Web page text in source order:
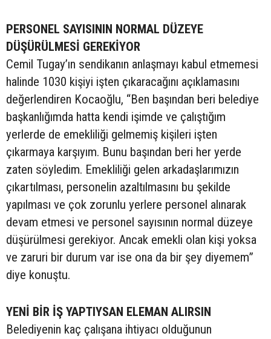
PERSONEL SAYISININ NORMAL DÜZEYE
DÜŞÜRÜLMESİ GEREKİYOR
Cemil Tugay’ın sendikanın anlaşmayı kabul etmemesi
halinde 1030 kişiyi işten çıkaracağını açıklamasını
değerlendiren Kocaoğlu, “Ben başından beri belediye
başkanlığımda hatta kendi işimde ve çalıştığım
yerlerde de emekliliği gelmemiş kişileri işten
çıkarmaya karşıyım. Bunu başından beri her yerde
zaten söyledim. Emekliliği gelen arkadaşlarımızın
çıkartılması, personelin azaltılmasını bu şekilde
yapılması ve çok zorunlu yerlere personel alınarak
devam etmesi ve personel sayısının normal düzeye
düşürülmesi gerekiyor. Ancak emekli olan kişi yoksa
ve zaruri bir durum var ise ona da bir şey diyemem”
diye konuştu.
YENİ BİR İŞ YAPTIYSAN ELEMAN ALIRSIN
Belediyenin kaç çalışana ihtiyacı olduğunun